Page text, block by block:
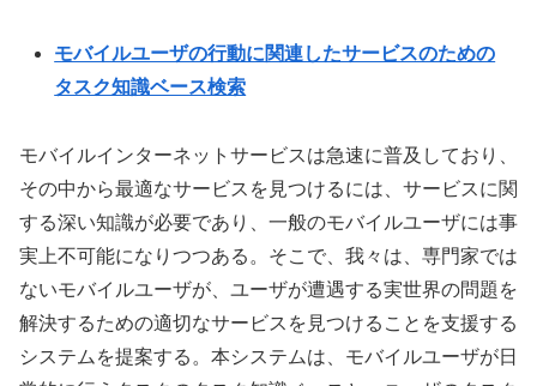
モバイルユーザの行動に関連したサービスのための
タスク知識ベース検索
モバイルインターネットサービスは急速に普及しており、
その中から最適なサービスを見つけるには、サービスに関
する深い知識が必要であり、一般のモバイルユーザには事
実上不可能になりつつある。そこで、我々は、専門家では
ないモバイルユーザが、ユーザが遭遇する実世界の問題を
解決するための適切なサービスを見つけることを支援する
システムを提案する。本システムは、モバイルユーザが日